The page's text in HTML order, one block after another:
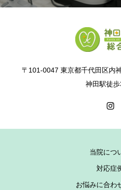
〒101-0047 東京都千代田区内
神田駅徒
当院につ
対応症
お悩みに合わ